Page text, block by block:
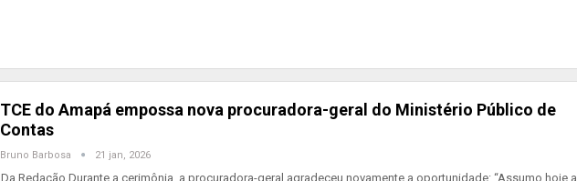
TCE do Amapá empossa nova procuradora-geral do Ministério Público de
Contas
Bruno Barbosa 21 jan, 2026
Da Redação Durante a cerimônia, a procuradora-geral agradeceu novamente a oportunidade: “Assumo hoje a